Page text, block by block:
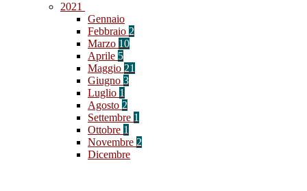
2021
Gennaio
Febbraio 2
Marzo 10
Aprile 5
Maggio 21
Giugno 3
Luglio 1
Agosto 2
Settembre 1
Ottobre 1
Novembre 2
Dicembre